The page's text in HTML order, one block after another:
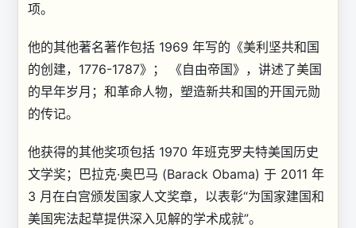
项。
他的其他著名著作包括 1969 年写的《美利坚共和国
的创建，1776-1787》； 《自由帝国》，讲述了美国
的早年岁月；和革命人物，塑造新共和国的开国元勋
的传记。
他获得的其他奖项包括 1970 年班克罗夫特美国历史
文学奖；巴拉克·奥巴马 (Barack Obama) 于 2011 年
3 月在白宫颁发国家人文奖章，以表彰“为国家建国和
美国宪法起草提供深入见解的学术成就”。